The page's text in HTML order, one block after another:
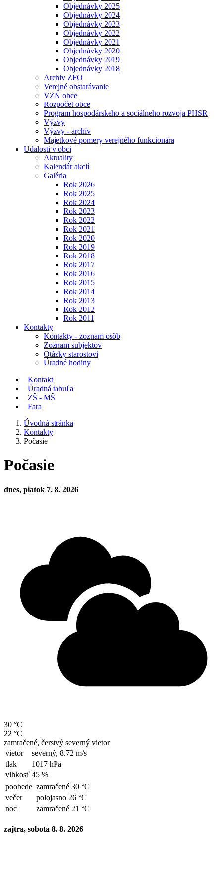
Objednávky 2025
Objednávky 2024
Objednávky 2023
Objednávky 2022
Objednávky 2021
Objednávky 2020
Objednávky 2019
Objednávky 2018
Archiv ZFO
Verejné obstarávanie
VZN obce
Rozpočet obce
Program hospodárskeho a sociálneho rozvoja PHSR
Výzvy
Výzvy - archív
Majetkové pomery verejného funkcionára
Udalosti v obci
Aktuality
Kalendár akcií
Galéria
Rok 2026
Rok 2025
Rok 2024
Rok 2023
Rok 2022
Rok 2021
Rok 2020
Rok 2019
Rok 2018
Rok 2017
Rok 2016
Rok 2015
Rok 2014
Rok 2013
Rok 2012
Rok 2011
Kontakty
Kontakty - zoznam osôb
Zoznam subjektov
Otázky starostovi
Úradné hodiny
Kontakt
Úradná tabuľa
ZŠ - MŠ
Fara
Úvodná stránka
Kontakty
Počasie
Počasie
dnes, piatok 7. 8. 2026
30 °C
22 °C
zamračené, čerstvý severný vietor
vietor
severný, 8.72 m/s
tlak
1017 hPa
vlhkosť 45 %
poobede zamračené 30 °C
večer
polojasno 26 °C
noc
zamračené 21 °C
zajtra, sobota 8. 8. 2026